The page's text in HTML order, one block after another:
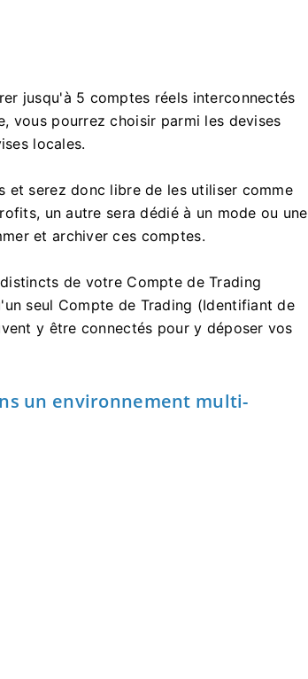
jusqu'à 5 comptes réels interconnectés
vous pourrez choisir parmi les devises
locales.
et serez donc libre de les utiliser comme
un autre sera dédié à un mode ou une
et archiver ces comptes.
de votre Compte de Trading
seul Compte de Trading (Identifiant de
y être connectés pour y déposer vos
un environnement multi-